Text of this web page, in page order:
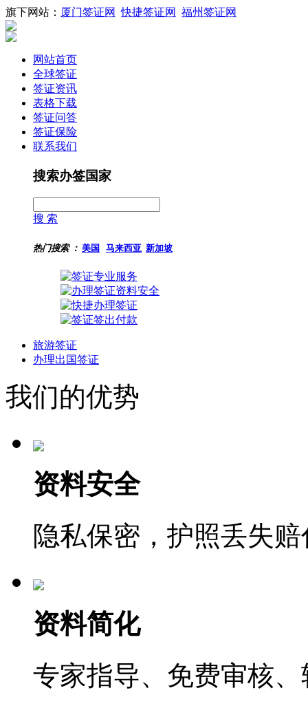
旗下网站： 厦门签证网 快捷签证网 福州签证网
网站首页
全球签证
签证资讯
表格下载
签证问答
签证保险
联系我们
搜索办签国家
搜 索
热门搜索 ： 美国 马来西亚 新加坡
旅游签证
办理出国签证
我们的优势
资料安全
隐私保密，护照丢失赔
资料简化
专家指导、免费审核